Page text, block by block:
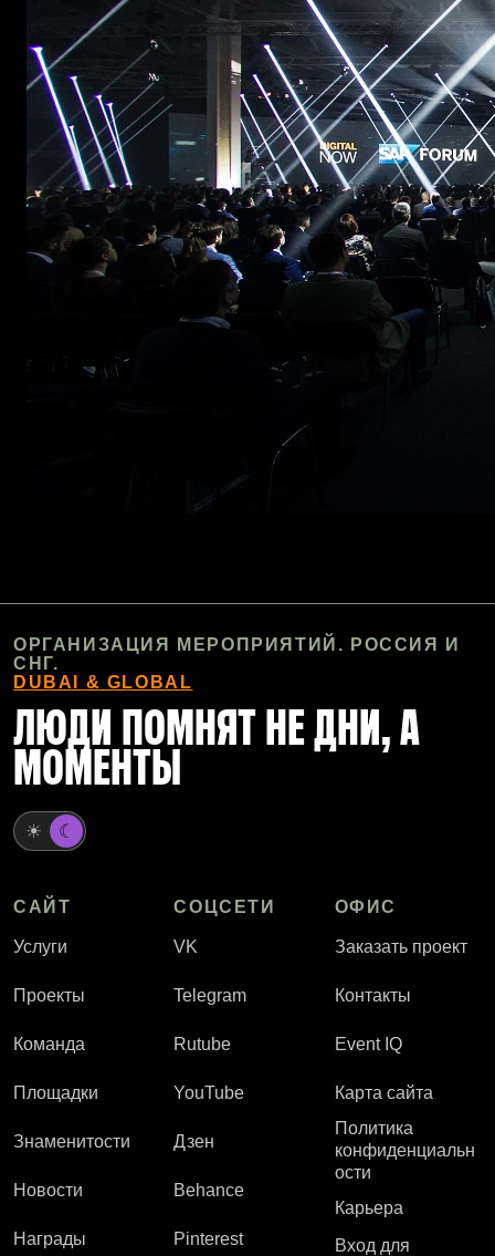
ОРГАНИЗАЦИЯ МЕРОПРИЯТИЙ. РОССИЯ И
СНГ.
DUBAI & GLOBAL
ЛЮДИ ПОМНЯТ НЕ ДНИ, А
МОМЕНТЫ
☀ ☾
САЙТ
Услуги
Проекты
Команда
Площадки
Знаменитости
Новости
Награды
СОЦСЕТИ
VK
Telegram
Rutube
YouTube
Дзен
Behance
Pinterest
ОФИС
Заказать проект
Контакты
Event IQ
Карта сайта
Политика
конфиденциальн
ости
Карьера
Вход для